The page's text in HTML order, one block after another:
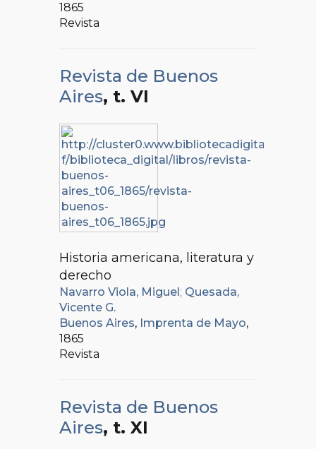
1865
Revista
Revista de Buenos
Aires, t. VI
Historia americana, literatura y
derecho
Navarro Viola, Miguel ; Quesada,
Vicente G.
Buenos Aires, Imprenta de Mayo,
1865
Revista
Revista de Buenos
Aires, t. XI